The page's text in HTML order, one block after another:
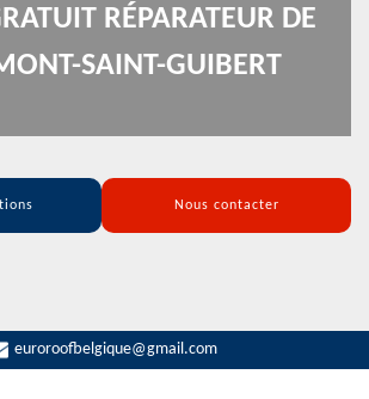
RÉPARATEUR DE
SAINT-GUIBERT
Nous contacter
euroroofbelgique@gmail.com